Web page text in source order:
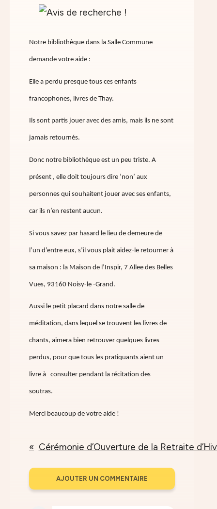
Notre bibliothèque dans la Salle Commune
demande votre aide :
Elle a perdu presque tous ces enfants
francophones, livres de Thay.
Ils sont partis jouer avec des amis, mais ils ne sont
jamais retournés.
Donc notre bibliothèque est un peu triste. A
présent , elle doit toujours dire ‘non’ aux
personnes qui souhaitent jouer avec ses enfants,
car ils n’en restent aucun.
Si vous savez par hasard le lieu de demeure de
l’un d’entre eux, s’il vous plait aidez-le retourner à
sa maison : la Maison de l’Inspir, 7 Allee des Belles
Vues, 93160 Noisy-le -Grand.
Aussi le petit placard dans notre salle de
méditation, dans lequel se trouvent les livres de
chants, aimera bien retrouver quelques livres
perdus, pour que tous les pratiquants aient un
livre à consulter pendant la récitation des
soutras.
Merci beaucoup de votre aide !
Cérémonie d’Ouverture de la Retraite
AJOUTER UN COMMENTAIRE